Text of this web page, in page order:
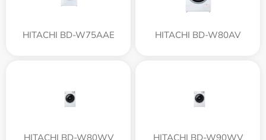
HITACHI BD-W75AAE HITACHI BD-W80AV
HITACHI BD-W80WV HITACHI BD-W90WV